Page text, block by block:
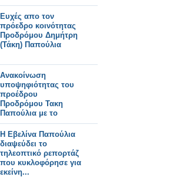
Ευχές απο τον
πρόεδρο κοινότητας
Προδρόμου Δημήτρη
(Τάκη) Παπούλια
Ανακοίνωση
υποψηφιότητας του
προέδρου
Προδρόμου Τακη
Παπούλια με το
συνδιασμο του
Αλεξάνδρου Σάββα
ΞΗΡΟΜΕΡΟ ΝΕΑ
ΜΕΡΑ - ΚΑΘΑΡΑ
ΧΕΡΙΑ
Η Εβελίνα Παπούλια
διαψεύδει το
τηλεοπτικό ρεπορτάζ
που κυκλοφόρησε για
εκείνη...